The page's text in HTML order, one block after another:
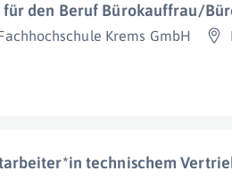
für den Beruf Bürokauffrau/
Krems GmbH
technischem